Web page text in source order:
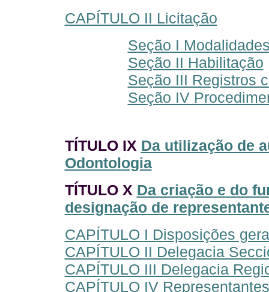
CAPÍTULO II Licitação
Seção I
Seção II Habilitação
Seção III Registros
Seção IV
TÍTULO IX Da utilização de
Odontologia
TÍTULO X Da criação e do
designação de
CAPÍTULO I Disposições
CAPÍTULO II Delegacia
CAPÍTULO III Delegacia
CAPÍTULO IV